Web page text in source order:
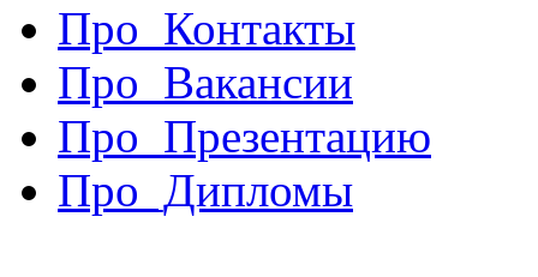
Про_Контакты
Про_Вакансии
Про_Презентацию
Про_Дипломы